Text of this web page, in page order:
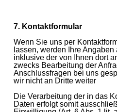
7. Kontaktformular
Wenn Sie uns per
lassen, werden Ihre
inklusive der von Ihnen dort
zwecks Bearbeitung der
Anschlussfragen bei uns
wir nicht an Dritte weiter
Die Verarbeitung der in das
Daten erfolgt somit